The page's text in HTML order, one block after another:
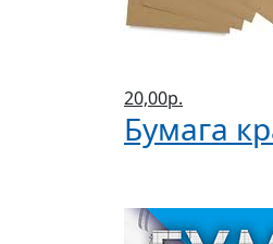
20,00р.
Бумага